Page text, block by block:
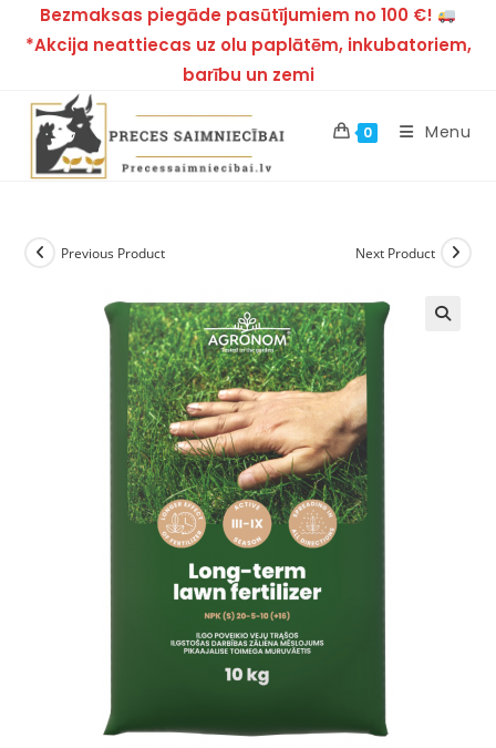
Bezmaksas piegāde pasūtījumiem no 100 €!
*Akcija neattiecas uz olu paplātēm, inkubatoriem,
barību un zemi
0 Menu
Previous Product Next Product